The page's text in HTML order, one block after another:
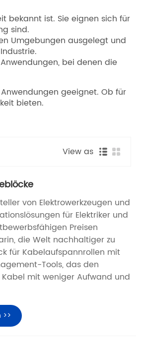
bekannt ist. Sie eignen sich für
sind.
Umgebungen ausgelegt und
bei denen die
geeignet. Ob für
bieten.
View as
von Elektrowerkzeugen und
für Elektriker und
Preisen
die Welt nachhaltiger zu
für Kabelaufspannrollen mit
Tools, das den
mit weniger Aufwand und